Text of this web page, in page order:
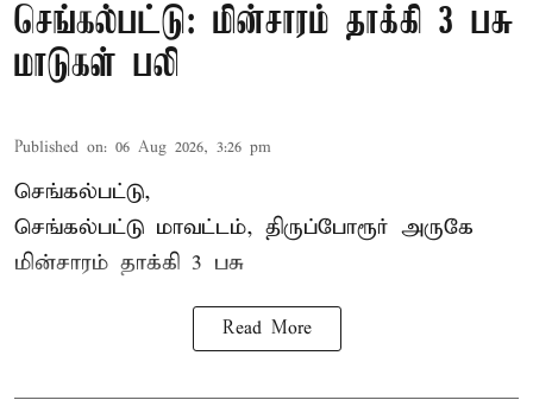
செங்கல்பட்டு: மின்சாரம் தாக்கி 3 பசு
மாடுகள் பலி
Published on: 06 Aug 2026, 3:26 pm
செங்கல்பட்டு,
செங்கல்பட்டு மாவட்டம், திருப்போரூர் அருகே
மின்சாரம் தாக்கி 3 பசு
Read More